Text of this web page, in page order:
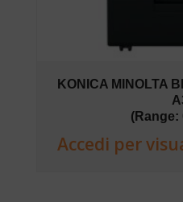
KONICA MINOLTA
(Range:
Accedi per